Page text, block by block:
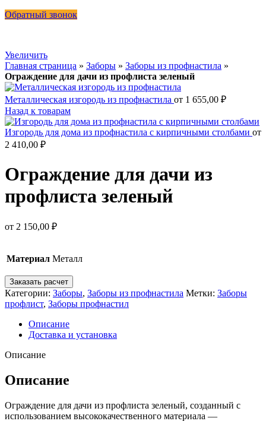
Обратный звонок
Увеличить
Главная страница » Заборы » Заборы из профнастила »
Ограждение для дачи из профлиста зеленый
Металлическая изгородь из профнастила от 1 655,00 ₽
Назад к товарам
Изгородь для дома из профнастила с кирпичными столбами от
2 410,00 ₽
Ограждение для дачи из
профлиста зеленый
от 2 150,00 ₽
Материал Металл
Заказать расчет
Категории: Заборы, Заборы из профнастила Метки: Заборы
профлист, Заборы профнастил
Описание
Доставка и установка
Описание
Описание
Ограждение для дачи из профлиста зеленый, созданный с
использованием высококачественного материала —